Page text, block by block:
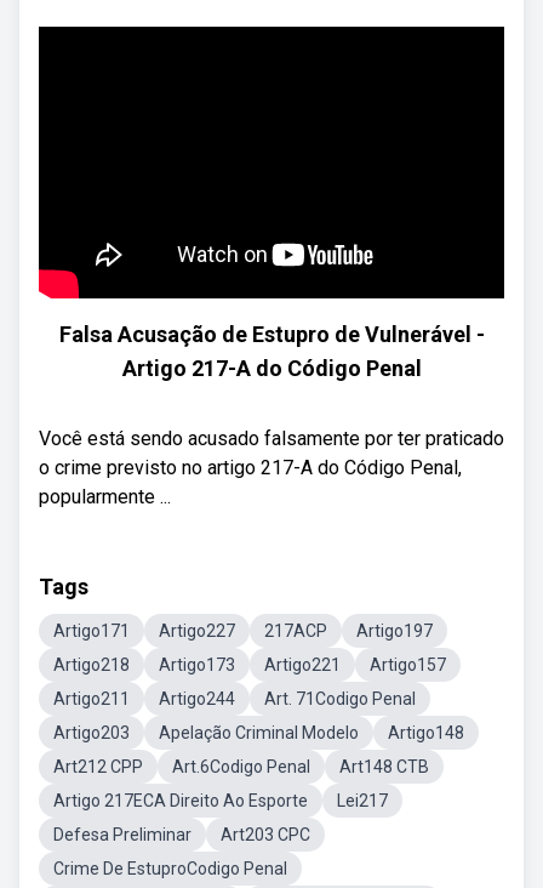
Falsa Acusação de Estupro de Vulnerável -
Artigo 217-A do Código Penal
Você está sendo acusado falsamente por ter praticado
o crime previsto no artigo 217-A do Código Penal,
popularmente ...
Tags
Artigo171 Artigo227 217ACP
Artigo197
Artigo218
Artigo173 Artigo221
Artigo157
Artigo211
Artigo244
Art. 71Codigo Penal
Artigo203
Apelação Criminal Modelo
Artigo148
Art212 CPP
Art.6Codigo Penal
Art148 CTB
Artigo 217ECA Direito Ao Esporte
Lei217
Defesa Preliminar
Art203 CPC
Crime De EstuproCodigo Penal